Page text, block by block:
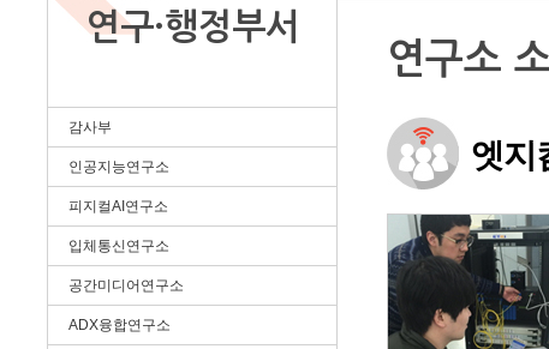
연구·행정부서
감사부
인공지능연구소
피지컬AI연구소
입체통신연구소
공간미디어연구소
ADX융합연구소
연구소
엣지